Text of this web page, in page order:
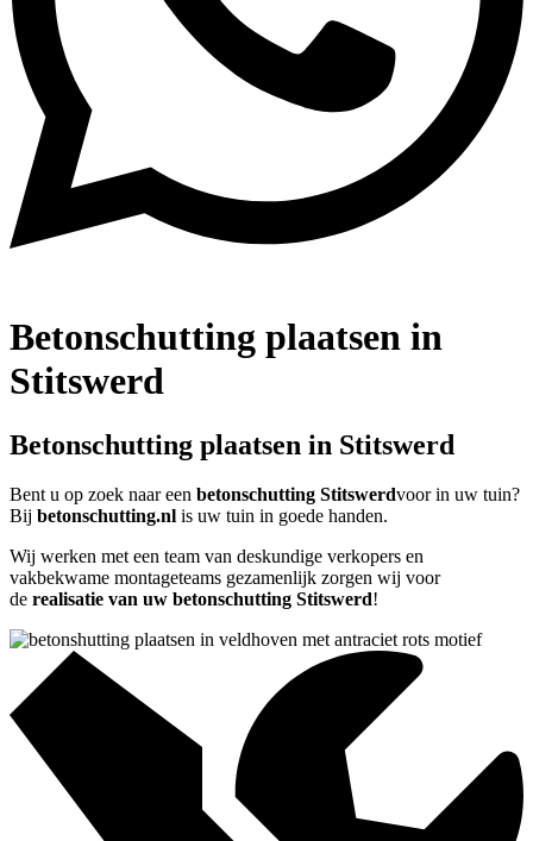
Betonschutting plaatsen in
Stitswerd
Betonschutting plaatsen in Stitswerd
Bent u op zoek naar een betonschutting Stitswerdvoor in uw tuin?
Bij betonschutting.nl is uw tuin in goede handen.
Wij werken met een team van deskundige verkopers en
vakbekwame montageteams gezamenlijk zorgen wij voor
de realisatie van uw betonschutting Stitswerd!